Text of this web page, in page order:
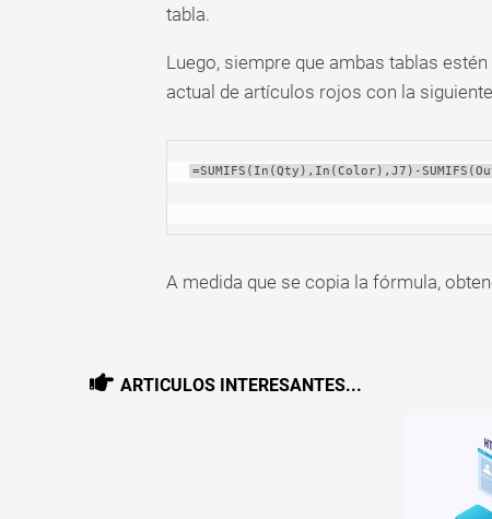
tabla.
Luego, siempre que ambas tablas
actual de artículos rojos con la
=SUMIFS(In(Qty),In(Color),J7)-
A medida que se copia la fórmula,
ARTICULOS INTERESANTES...